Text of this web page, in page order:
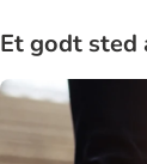
Et godt sted